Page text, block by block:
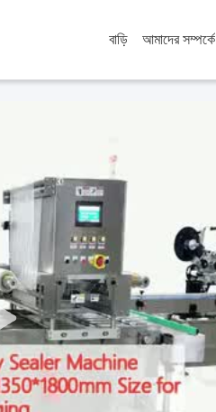
বাড়ি আমাদের সম্পর্কে